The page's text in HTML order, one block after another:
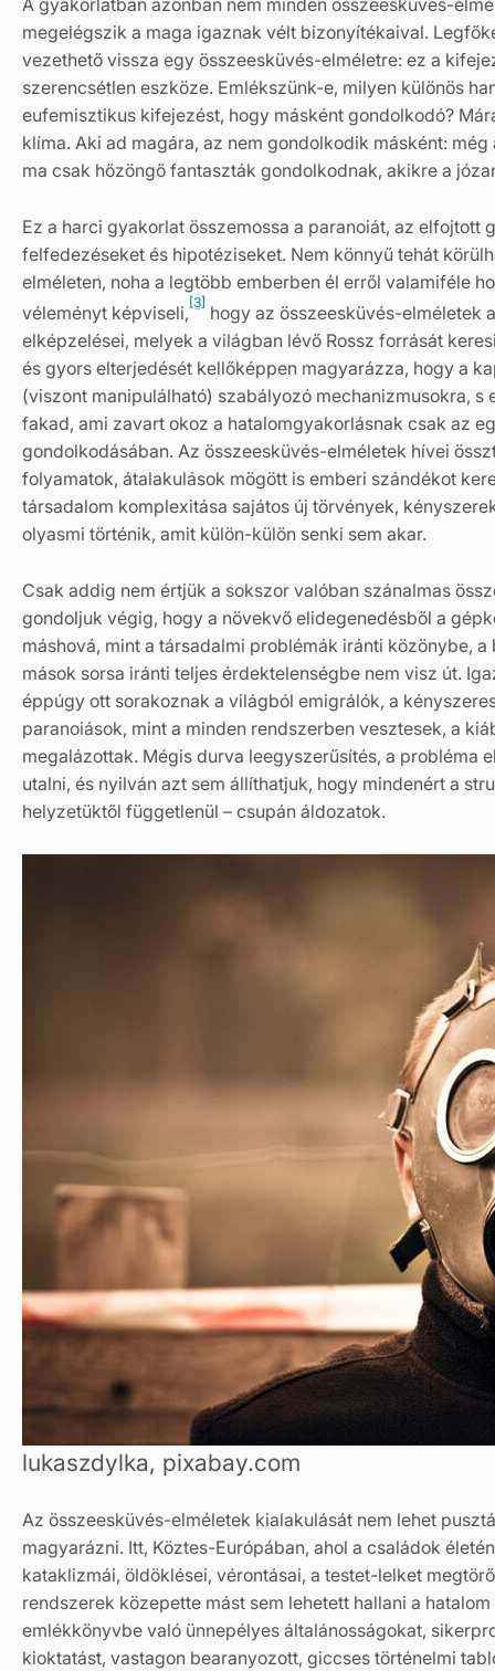
megelégszik a maga igaznak vélt bizonyítékaival.
vezethető vissza egy összeesküvés-elméletre: ez a
szerencsétlen eszköze. Emlékszünk-e, milyen különös
eufemisztikus kifejezést, hogy másként gondolkodó?
klíma. Aki ad magára, az nem gondolkodik másként:
ma csak hőzöngő fantaszták gondolkodnak, akikre a
Ez a harci gyakorlat összemossa a paranoiát, az
felfedezéseket és hipotéziseket. Nem könnyű tehát
elméleten, noha a legtöbb emberben él erről valamiféle
véleményt képviseli, [3] hogy az összeesküvés-elméletek
elképzelései, melyek a világban lévő Rossz forrását
és gyors elterjedését kellőképpen magyarázza, hogy a
(viszont manipulálható) szabályozó mechanizmusokra,
fakad, ami zavart okoz a hatalomgyakorlásnak csak az
gondolkodásában. Az összeesküvés-elméletek hívei
folyamatok, átalakulások mögött is emberi szándékot
társadalom komplexitása sajátos új törvények,
olyasmi történik, amit külön-külön senki sem akar.
Csak addig nem értjük a sokszor valóban szánalmas
gondoljuk végig, hogy a növekvő elidegenedésből a
máshová, mint a társadalmi problémák iránti közönybe,
mások sorsa iránti teljes érdektelenségbe nem visz út.
éppúgy ott sorakoznak a világból emigrálók, a
paranoiások, mint a minden rendszerben vesztesek, a
megalázottak. Mégis durva leegyszerűsítés, a probléma
utalni, és nyilván azt sem állíthatjuk, hogy mindenért a
helyzetüktől függetlenül – csupán áldozatok.
lukaszdylka, pixabay.com
Az összeesküvés-elméletek kialakulását nem lehet
magyarázni. Itt, Köztes-Európában, ahol a családok
kataklizmái, öldöklései, vérontásai, a testet-lelket
rendszerek közepette mást sem lehetett hallani a
emlékkönyvbe való ünnepélyes általánosságokat,
kioktatást, vastagon bearanyozott, giccses történelmi